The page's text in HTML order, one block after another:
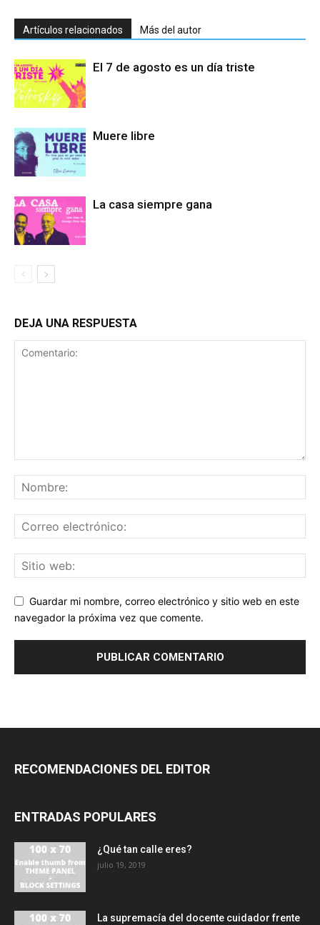
Artículos relacionados Más del autor
El 7 de agosto es un día triste
Muere libre
La casa siempre gana
DEJA UNA RESPUESTA
Guardar mi nombre, correo electrónico y sitio web en este
navegador la próxima vez que comente.
RECOMENDACIONES DEL EDITOR
ENTRADAS POPULARES
¿Qué tan calle eres?
julio 19, 2019
La supremacía del docente cuidador frente